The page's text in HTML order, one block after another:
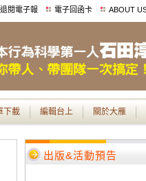
閱電子報 電子回函卡 ABOUT
下載 編輯台上 關於大雁
出版&活動預告